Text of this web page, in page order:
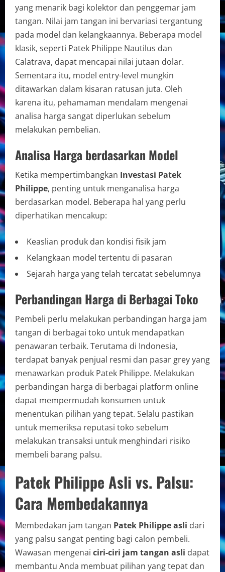
yang menarik bagi kolektor dan penggemar jam
tangan. Nilai jam tangan ini bervariasi tergantung
pada model dan kelangkaannya. Beberapa model
klasik, seperti Patek Philippe Nautilus dan
Calatrava, dapat mencapai nilai jutaan dolar.
Sementara itu, model entry-level mungkin
ditawarkan dalam kisaran ratusan juta. Oleh
karena itu, pehamaman mendalam mengenai
analisa harga sangat diperlukan sebelum
melakukan pembelian.
Analisa Harga berdasarkan Model
Ketika mempertimbangkan Investasi Patek
Philippe, penting untuk menganalisa harga
berdasarkan model. Beberapa hal yang perlu
diperhatikan mencakup:
Keaslian produk dan kondisi fisik jam
Kelangkaan model tertentu di pasaran
Sejarah harga yang telah tercatat sebelumnya
Perbandingan Harga di Berbagai Toko
Pembeli perlu melakukan perbandingan harga jam
tangan di berbagai toko untuk mendapatkan
penawaran terbaik. Terutama di Indonesia,
terdapat banyak penjual resmi dan pasar grey yang
menawarkan produk Patek Philippe. Melakukan
perbandingan harga di berbagai platform online
dapat mempermudah konsumen untuk
menentukan pilihan yang tepat. Selalu pastikan
untuk memeriksa reputasi toko sebelum
melakukan transaksi untuk menghindari risiko
membeli barang palsu.
Patek Philippe Asli vs. Palsu:
Cara Membedakannya
Membedakan jam tangan Patek Philippe asli dari
yang palsu sangat penting bagi calon pembeli.
Wawasan mengenai ciri-ciri jam tangan asli dapat
membantu Anda membuat pilihan yang tepat dan